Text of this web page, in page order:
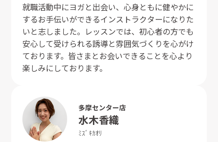
就職活動中にヨガと出会い、心身ともに健やかに
するお手伝いができるインストラクターになりた
いと志しました。レッスンでは、初心者の方でも
安心して受けられる誘導と雰囲気づくりを心がけ
ております。皆さまとお会いできることを心より
楽しみにしております。
多摩センター店
水木香織
ﾐｽﾞｷｶｵﾘ